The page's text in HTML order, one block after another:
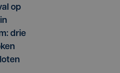
op
drie